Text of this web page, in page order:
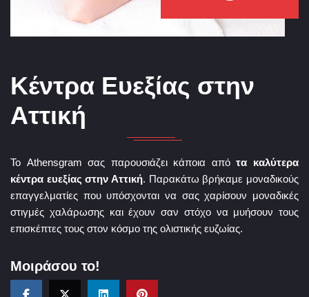
Κέντρα Ευεξίας στην
Αττική
Το Athensgram σας παρουσιάζει κάποια απότα καλύτερα
κέντρα ευεξίας στην Αττική. Παρακάτω βρήκαμε μοναδικούς
επαγγελματίες που υπόσχονται να σας χαρίσουν μοναδικές
στιγμές χαλάρωσης και έχουν σαν στόχο να μυήσουν τους
επισκέπτες τους στον κόσμο της ολιστικής ευζωίας.
Μοιράσου το!